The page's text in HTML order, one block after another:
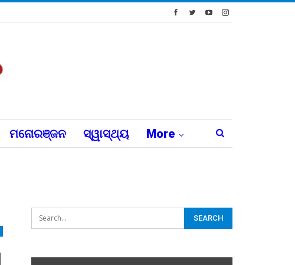
ମନୋରଞ୍ଜନ ସ୍ୱାସ୍ଥ୍ୟ More